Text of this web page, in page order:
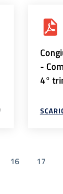
-
4°
16 17